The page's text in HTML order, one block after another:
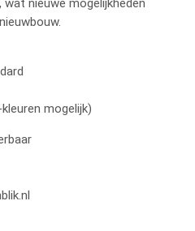
nieuwe mogelijkheden
mogelijk)